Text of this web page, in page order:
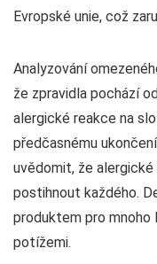
Evropské unie, což
Analyzování
že zpravidla pochází
alergické reakce na
předčasnému
uvědomit, že alergické
postihnout každého.
produktem pro mnoho
potížemi.